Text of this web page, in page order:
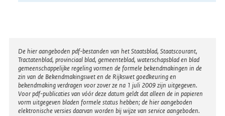
Disclaimer
De hier aangeboden pdf-bestanden van het Staatsblad, Staatscourant,
Tractatenblad, provinciaal blad, gemeenteblad, waterschapsblad en blad
gemeenschappelijke regeling vormen de formele bekendmakingen in de
zin van de Bekendmakingswet en de Rijkswet goedkeuring en
bekendmaking verdragen voor zover ze na 1 juli 2009 zijn uitgegeven.
Voor pdf-publicaties van vóór deze datum geldt dat alleen de in papieren
vorm uitgegeven bladen formele status hebben; de hier aangeboden
elektronische versies daarvan worden bij wijze van service aangeboden.